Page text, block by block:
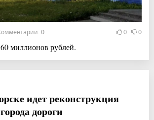
0 0 0
миллионов рублей.
идет реконструкция
дороги